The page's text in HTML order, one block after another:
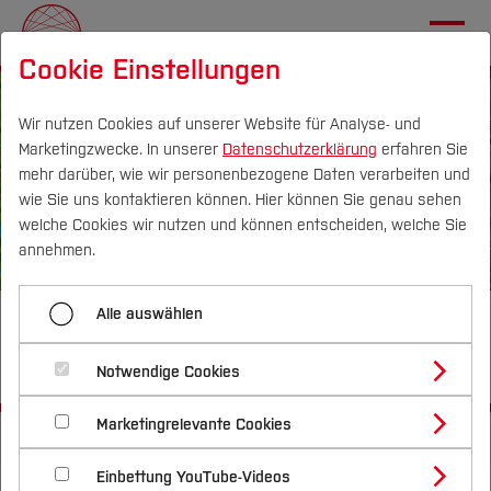
Über
Transferprojekte
Nachhaltigkeitsallianz
MachBar
Ideen nehmen Gestalt an: „BO
MachBar“, der Makerspace
Startseite
MachBar
Cookie Einstellungen
Wir nutzen Cookies auf unserer Website für Analyse- und
Marketingzwecke. In unserer Datenschutzerklärung erfahren Sie
mehr darüber, wie wir personenbezogene Daten verarbeiten und
wie Sie uns kontaktieren können. Hier können Sie genau sehen
welche Cookies wir nutzen und können entscheiden, welche Sie
annehmen.
Alle auswählen
Notwendige Cookies
Marketingrelevante Cookies
Einbettung YouTube-Videos